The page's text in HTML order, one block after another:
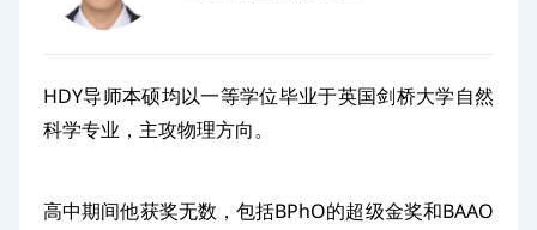
HDY导师本硕均以一等学位毕业于英国剑桥大学自然
科学专业，主攻物理方向。
高中期间他获奖无数，包括BPhO的超级金奖和BAAO